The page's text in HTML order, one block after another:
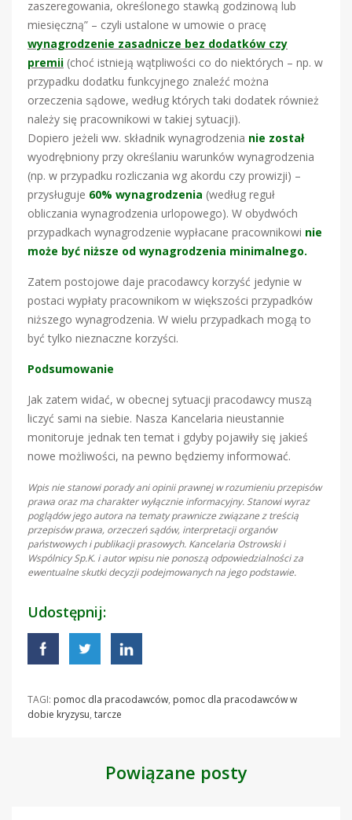
zaszeregowania, określonego stawką godzinową lub
miesięczną” – czyli ustalone w umowie o pracę
wynagrodzenie zasadnicze bez dodatków czy
premii (choć istnieją wątpliwości co do niektórych – np. w
przypadku dodatku funkcyjnego znaleźć można
orzeczenia sądowe, według których taki dodatek również
należy się pracownikowi w takiej sytuacji).
Dopiero jeżeli ww. składnik wynagrodzenia nie został
wyodrębniony przy określaniu warunków wynagrodzenia
(np. w przypadku rozliczania wg akordu czy prowizji) –
przysługuje 60% wynagrodzenia (według reguł
obliczania wynagrodzenia urlopowego). W obydwóch
przypadkach wynagrodzenie wypłacane pracownikowi nie
może być niższe od wynagrodzenia minimalnego.
Zatem postojowe daje pracodawcy korzyść jedynie w
postaci wypłaty pracownikom w większości przypadków
niższego wynagrodzenia. W wielu przypadkach mogą to
być tylko nieznaczne korzyści.
Podsumowanie
Jak zatem widać, w obecnej sytuacji pracodawcy muszą
liczyć sami na siebie. Nasza Kancelaria nieustannie
monitoruje jednak ten temat i gdyby pojawiły się jakieś
nowe możliwości, na pewno będziemy informować.
Wpis nie stanowi porady ani opinii prawnej w rozumieniu przepisów
prawa oraz ma charakter wyłącznie informacyjny. Stanowi wyraz
poglądów jego autora na tematy prawnicze związane z treścią
przepisów prawa, orzeczeń sądów, interpretacji organów
państwowych i publikacji prasowych. Kancelaria Ostrowski i
Wspólnicy Sp.K. i autor wpisu nie ponoszą odpowiedzialności za
ewentualne skutki decyzji podejmowanych na jego podstawie.
Udostępnij:
TAGI: pomoc dla pracodawców, pomoc dla pracodawców w
dobie kryzysu, tarcze
Powiązane posty